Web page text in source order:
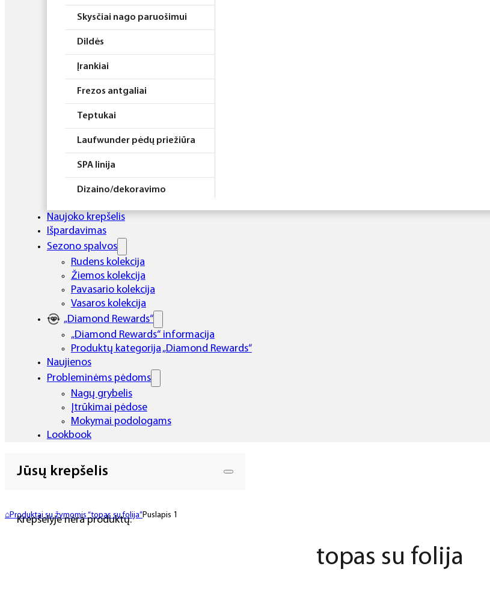
Skysčiai nago paruošimui
Dildės
Įrankiai
Frezos antgaliai
Teptukai
Laufwunder pėdų priežiūra
SPA linija
Dizaino/dekoravimo
Elektros prietaisai
Higiena
Atributika
Rinkiniai
Naujoko krepšelis
Išpardavimas
Sezono spalvos
Rudens kolekcija
Žiemos kolekcija
Pavasario kolekcija
Vasaros kolekcija
„Diamond Rewards“
„Diamond Rewards“ informacija
Produktų kategorija „Diamond Rewards“
Naujienos
Probleminėms pėdoms
Nagų grybelis
Įtrūkimai pėdose
Mokymai podologams
Lookbook
Jūsų krepšelis
Krepšelyje nėra produktų.
⌂Produktai su žymomis “topas su folija” Puslapis 1
topas su folija